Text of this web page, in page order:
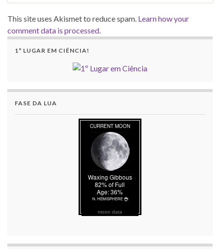
This site uses Akismet to reduce spam. Learn how your
comment data is processed.
1º LUGAR EM CIÊNCIA!
FASE DA LUA
moon data